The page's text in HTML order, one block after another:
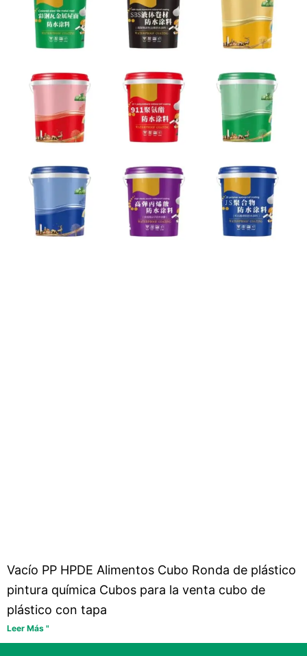
Vacío PP HPDE Alimentos Cubo Ronda de plástico
pintura química Cubos para la venta cubo de
plástico con tapa
Leer Más "